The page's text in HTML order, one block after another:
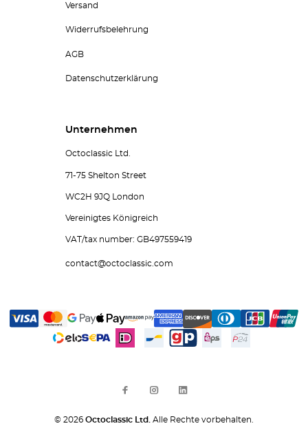
Versand
Widerrufsbelehrung
AGB
Datenschutzerklärung
Unternehmen
Octoclassic Ltd.
71-75 Shelton Street
WC2H 9JQ London
Vereinigtes Königreich
VAT/tax number: GB497559419
contact@octoclassic.com
© 2026 Octoclassic Ltd. Alle Rechte vorbehalten.